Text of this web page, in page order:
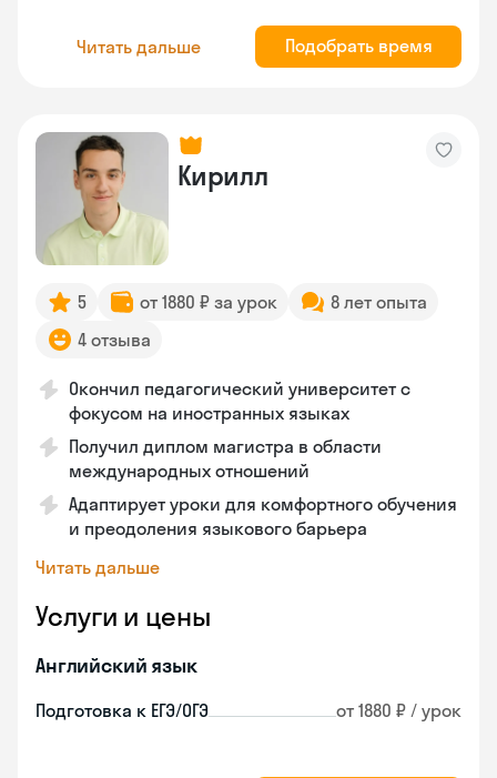
Читать дальше Подобрать время
Кирилл
5 от 1880 ₽ за урок
8 лет опыта
4 отзыва
Окончил педагогический университет с
фокусом на иностранных языках
Получил диплом магистра в области
международных отношений
Адаптирует уроки для комфортного обучения
и преодоления языкового барьера
Читать дальше
Услуги и цены
Английский язык
Подготовка к ЕГЭ/ОГЭ от 1880 ₽ / урок